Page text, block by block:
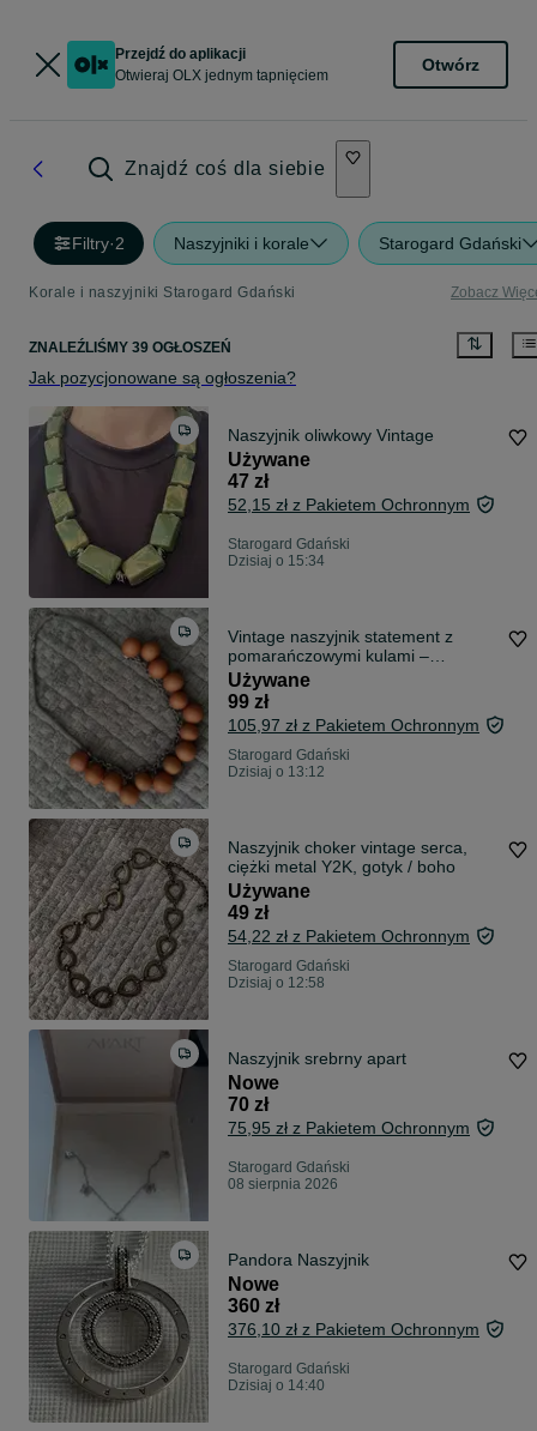
Przejdź do aplikacji
Otwieraj OLX jednym tapnięciem
Otwórz
Znajdź coś dla siebie
Filtry·2 Naszyjniki i korale Starogard Gdański
Korale i naszyjniki Starogard Gdański Zobacz
ZNALEŹLIŚMY 39 OGŁOSZEŃ
Jak pozycjonowane są ogłoszenia?
Naszyjnik oliwkowy Vintage
Używane
47 zł
52,15 zł z Pakietem Ochronnym
Starogard Gdański
Dzisiaj o 15:34
Vintage naszyjnik statement z
pomarańczowymi kulami –
sygnowany RE
Używane
99 zł
105,97 zł z Pakietem Ochronnym
Starogard Gdański
Dzisiaj o 13:12
Naszyjnik choker vintage serca,
ciężki metal Y2K, gotyk / boho
Używane
49 zł
54,22 zł z Pakietem Ochronnym
Starogard Gdański
Dzisiaj o 12:58
Naszyjnik srebrny apart
Nowe
70 zł
75,95 zł z Pakietem Ochronnym
Starogard Gdański
08 sierpnia 2026
Pandora Naszyjnik
Nowe
360 zł
376,10 zł z Pakietem Ochronnym
Starogard Gdański
Dzisiaj o 14:40